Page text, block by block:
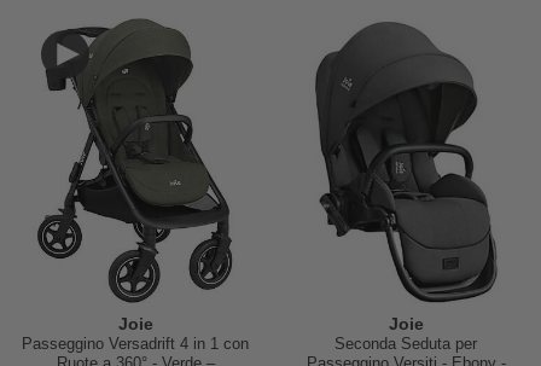
Joie
Passeggino Versadrift 4 in 1 con
Joie
Seconda Seduta per